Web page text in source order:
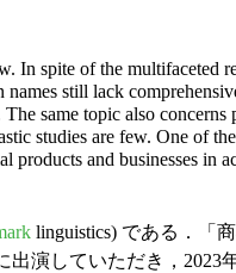
In spite of the multifaceted
names still lack
same topic also
studies are few. One of
and businesses in
linguistics) である．「
出演していただき，